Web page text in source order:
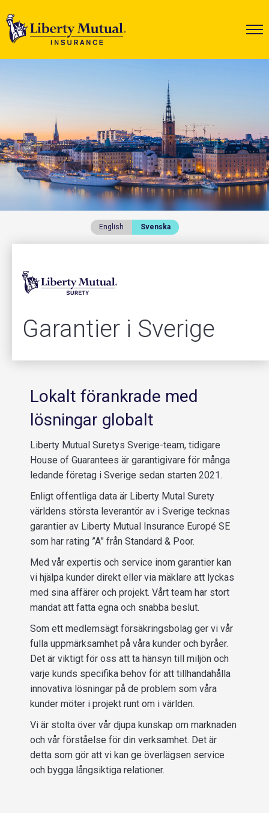
English Svenska
Garantier i Sverige
Lokalt förankrade med
lösningar globalt
Liberty Mutual Suretys Sverige-team, tidigare
House of Guarantees är garantigivare för många
ledande företag i Sverige sedan starten 2021.
Enligt offentliga data är Liberty Mutal Surety
världens största leverantör av i Sverige tecknas
garantier av Liberty Mutual Insurance Europé SE
som har rating ”A” från Standard & Poor.
Med vår expertis och service inom garantier kan
vi hjälpa kunder direkt eller via mäklare att lyckas
med sina affärer och projekt. Vårt team har stort
mandat att fatta egna och snabba beslut.
Som ett medlemsägt försäkringsbolag ger vi vår
fulla uppmärksamhet på våra kunder och byråer.
Det är viktigt för oss att ta hänsyn till miljön och
varje kunds specifika behov för att tillhandahålla
innovativa lösningar på de problem som våra
kunder möter i projekt runt om i världen.
Vi är stolta över vår djupa kunskap om marknaden
och vår förståelse för din verksamhet. Det är
detta som gör att vi kan ge överlägsen service
och bygga långsiktiga relationer.